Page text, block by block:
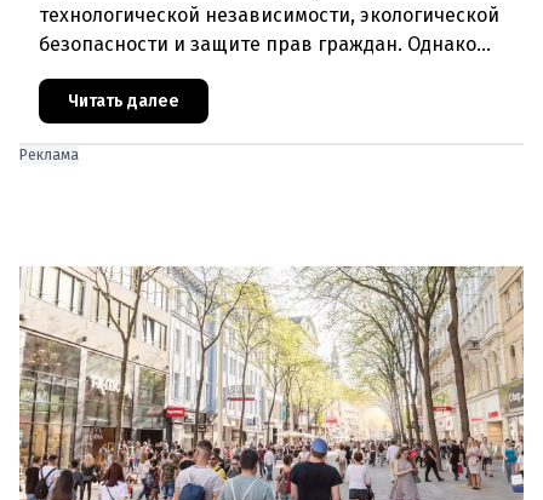
технологической независимости, экологической
безопасности и защите прав граждан. Однако
последние события в Австрии и решение
Брюсселя показывают: реальная п
Читать далее
Реклама